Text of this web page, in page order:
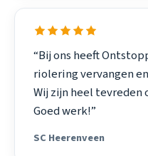
“Bij ons heeft
riolering vervangen
Wij zijn heel tevreden
Goed werk!”
SC Heerenveen